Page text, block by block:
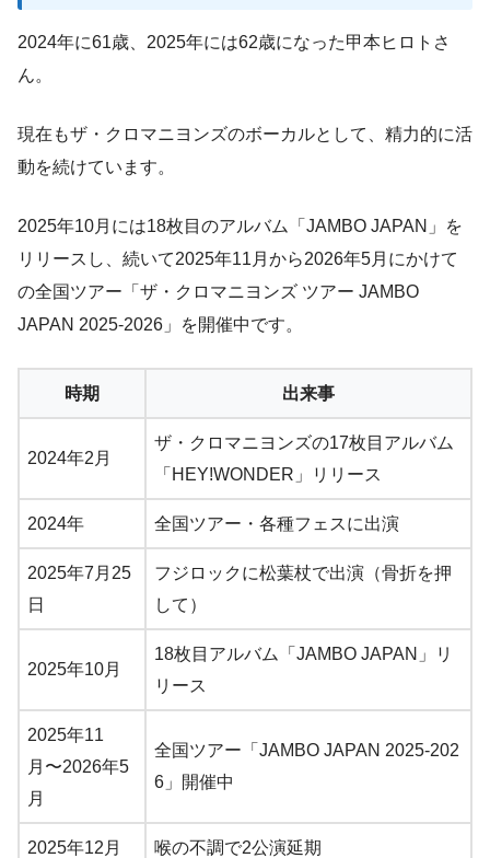
2024年に61歳、2025年には62歳になった甲本ヒロトさ
ん。
現在もザ・クロマニヨンズのボーカルとして、精力的に活
動を続けています。
2025年10月には18枚目のアルバム「JAMBO JAPAN」を
リリースし、続いて2025年11月から2026年5月にかけて
の全国ツアー「ザ・クロマニヨンズ ツアー JAMBO
JAPAN 2025-2026」を開催中です。
時期 出来事
2024年2月
ザ・クロマニヨンズの17枚目アルバム
「HEY!WONDER」リリース
2024年 全国ツアー・各種フェスに出演
2025年7月25
日
フジロックに松葉杖で出演（骨折を押
して）
2025年10月
18枚目アルバム「JAMBO JAPAN」リ
リース
2025年11
月〜2026年5
月
全国ツアー「JAMBO JAPAN 2025-202
6」開催中
2025年12月 喉の不調で2公演延期